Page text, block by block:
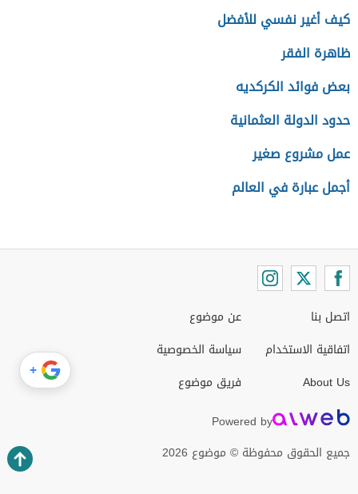
كيف أغير نفسي للأفضل
ظاهرة الفقر
بعض فوائد الكركديه
حدود الدولة العثمانية
عمل مشروع صغير
أجمل عبارة في العالم
اتصل بنا
اتفاقية الاستخدام
About Us
عن موضوع
سياسة الخصوصية
فريق موضوع
Powered by
جميع الحقوق محفوظة © موضوع 2026
+